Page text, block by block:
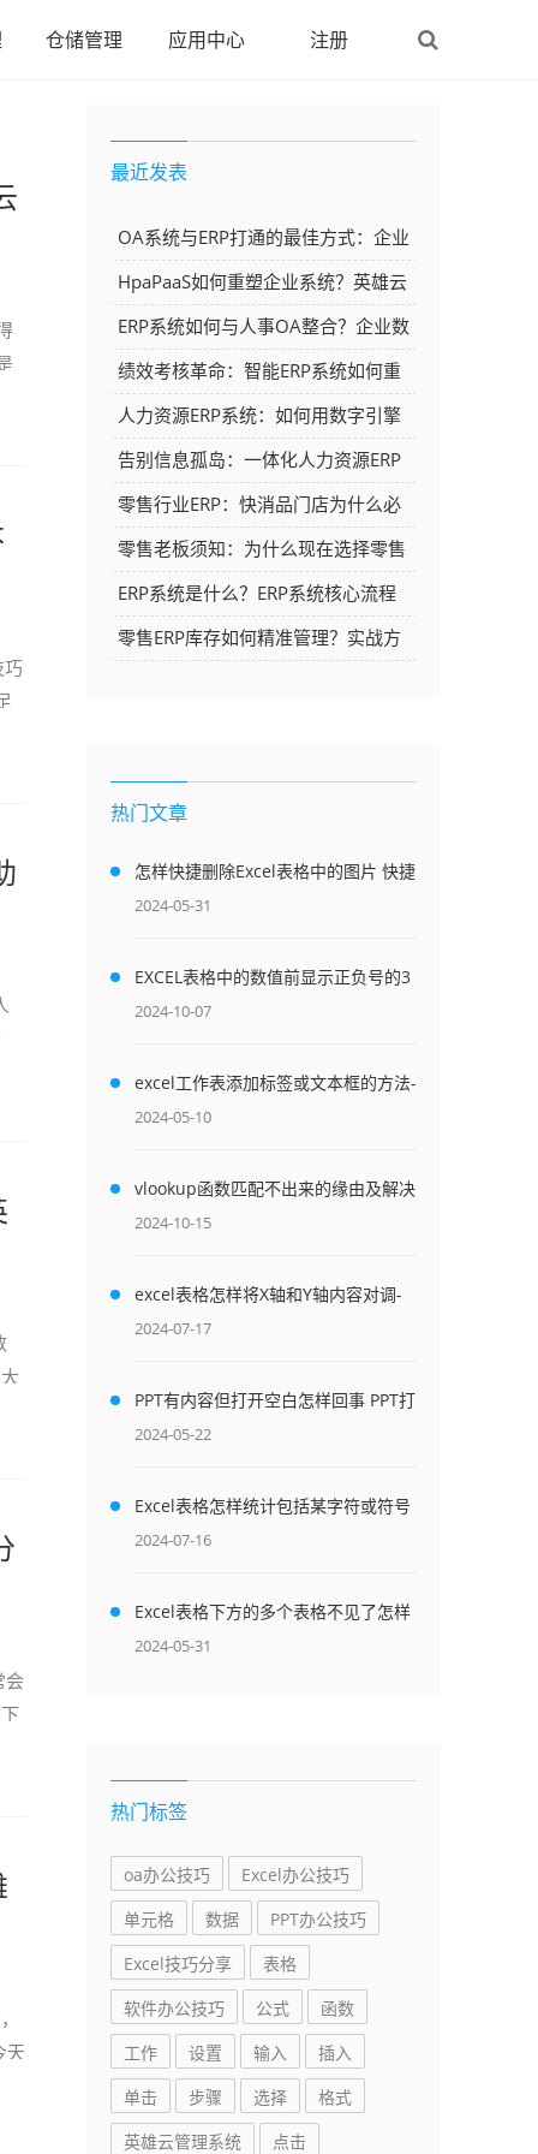
仓储管理 应用中心 注册
巧
会
天
最近发表
OA系统与ERP打通的最佳方式：企业
实现流程与数据一体化的关键路径
HpaPaaS如何重塑企业系统？英雄云
打通ERP与人事OA的革新路径
ERP系统如何与人事OA整合？企业数
字化的关键一步
绩效考核革命：智能ERP系统如何重
塑企业人力资源管理效率
人力资源ERP系统：如何用数字引擎
驱动企业人才管理效率倍增?
告别信息孤岛：一体化人力资源ERP
如何重塑企业管理效率？
零售行业ERP：快消品门店为什么必
须上ERP进销存系统？
零售老板须知：为什么现在选择零售
ERP系统，是一种“战略防守”
ERP系统是什么？ERP系统核心流程
解析与中小企业选型指南
零售ERP库存如何精准管理？实战方
热门文章
怎样快捷删除Excel表格中的图片 快捷
删除Excel表格中的图片的3个方法-英
2024-05-31
EXCEL表格中的数值前显示正负号的3
种方法-英雄云拓展知识分享
2024-10-07
excel工作表添加标签或文本框的方法-
英雄云拓展知识分享
2024-05-10
vlookup函数匹配不出来的缘由及解决
方法-英雄云拓展知识分享
2024-10-15
excel表格怎样将X轴和Y轴内容对调-
英雄云拓展知识分享
2024-07-17
PPT有内容但打开空白怎样回事 PPT打
开是空白页的解决方法-英雄云拓展知
2024-05-22
Excel表格怎样统计包括某字符或符号
的数量?-英雄云拓展知识分享
2024-07-16
Excel表格下方的多个表格不见了怎样
办？-英雄云拓展知识分享
2024-05-31
热门标签
oa办公技巧
Excel办公技巧
单元格
数据
PPT办公技巧
Excel技巧分享
表格
软件办公技巧
公式
函数
工作
设置 输入
插入
单击
步骤 选择
格式
英雄云管理系统
点击